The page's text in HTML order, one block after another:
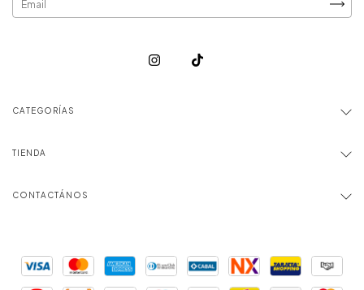
CATEGORÍAS
TIENDA
CONTACTÁNOS